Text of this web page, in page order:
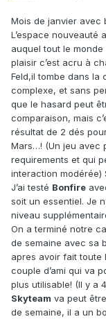
Mois de janvier
L’espace nouveauté
auquel tout le monde
plaisir c’est acru à
Feld,il tombe dans la
complexe, et sans
que le hasard peut
comparaison, mais
résultat de 2 dés
Mars…! (Un jeu avec
requirements et qui
interaction modérée)
J’ai testé Bonfire
soit un essentiel. Je
niveau
On a terminé notre
de semaine avec sa
apres avoir fait toute
couple d’ami qui va
plus utilisable! (Il y a
Skyteam va peut
de semaine, il a un